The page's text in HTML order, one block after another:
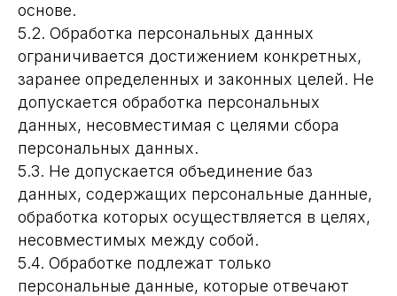
основе.
5.2. Обработка персональных данных
ограничивается достижением конкретных,
заранее определенных и законных целей. Не
допускается обработка персональных
данных, несовместимая с целями сбора
персональных данных.
5.3. Не допускается объединение баз
данных, содержащих персональные данные,
обработка которых осуществляется в целях,
несовместимых между собой.
5.4. Обработке подлежат только
персональные данные, которые отвечают